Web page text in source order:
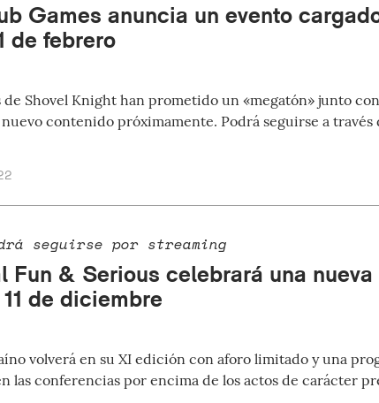
Games anuncia un evento
de febrero
de Shovel Knight han prometido un «megatón» junto
contenido próximamente. Podrá seguirse a través
seguirse por streaming
Fun & Serious celebrará una
de diciembre
volverá en su XI edición con aforo limitado y una
las conferencias por encima de los actos de carácter